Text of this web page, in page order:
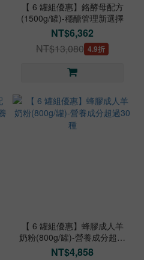
【 6 罐組優惠】鉻酵母配方
(1500g/罐)-穩醣管理新選擇
NT$6,362
NT$13,080 4.9折
【 6 罐組優惠】蜂膠成人羊
奶粉(800g/罐)-營養成分超過
30種
NT$4,858